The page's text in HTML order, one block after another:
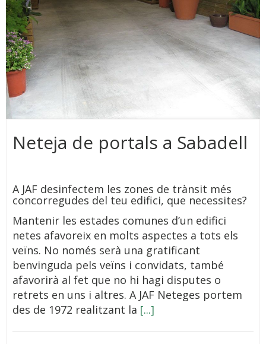
Neteja de portals a Sabadell
A JAF desinfectem les zones de trànsit més
concorregudes del teu edifici, que necessites?
Mantenir les estades comunes d’un edifici
netes afavoreix en molts aspectes a tots els
veïns. No només serà una gratificant
benvinguda pels veïns i convidats, també
afavorirà al fet que no hi hagi disputes o
retrets en uns i altres. A JAF Neteges portem
des de 1972 realitzant la [...]